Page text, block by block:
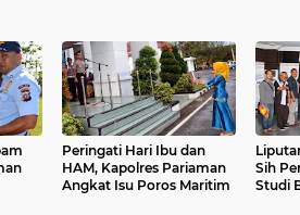
Peringati Hari Ibu dan
HAM, Kapolres Pariaman
Angkat Isu Poros Maritim
Sih
Studi